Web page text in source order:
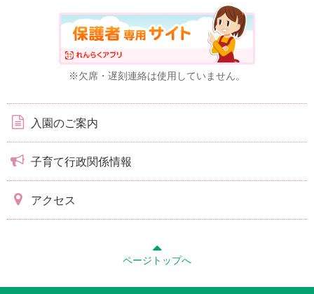
※欠席・遅刻連絡は使用していません。
入園のご案内
子育て行政関係情報
アクセス
ページトップへ